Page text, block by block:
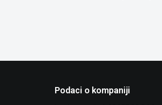
Podaci o kompaniji